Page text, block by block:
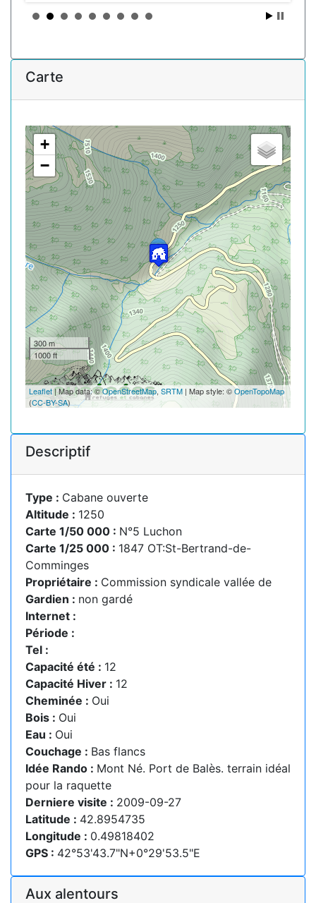
Carte
+
−
300 m
1000 ft
Leaflet| Map data: ©OpenStreetMap, SRTM | Map style: ©OpenTopoMap
(CC-BY-SA)
Descriptif
Type : Cabane ouverte
Altitude : 1250
Carte 1/50 000 : N°5 Luchon
Carte 1/25 000 : 1847 OT:St-Bertrand-de-
Comminges
Propriétaire : Commission syndicale vallée de
Gardien : non gardé
Internet :
Période :
Tel :
Capacité été : 12
Capacité Hiver : 12
Cheminée : Oui
Bois : Oui
Eau : Oui
Couchage : Bas flancs
Idée Rando : Mont Né. Port de Balès. terrain idéal
pour la raquette
Derniere visite : 2009-09-27
Latitude : 42.8954735
Longitude : 0.49818402
GPS : 42°53'43.7"N+0°29'53.5"E
Aux alentours